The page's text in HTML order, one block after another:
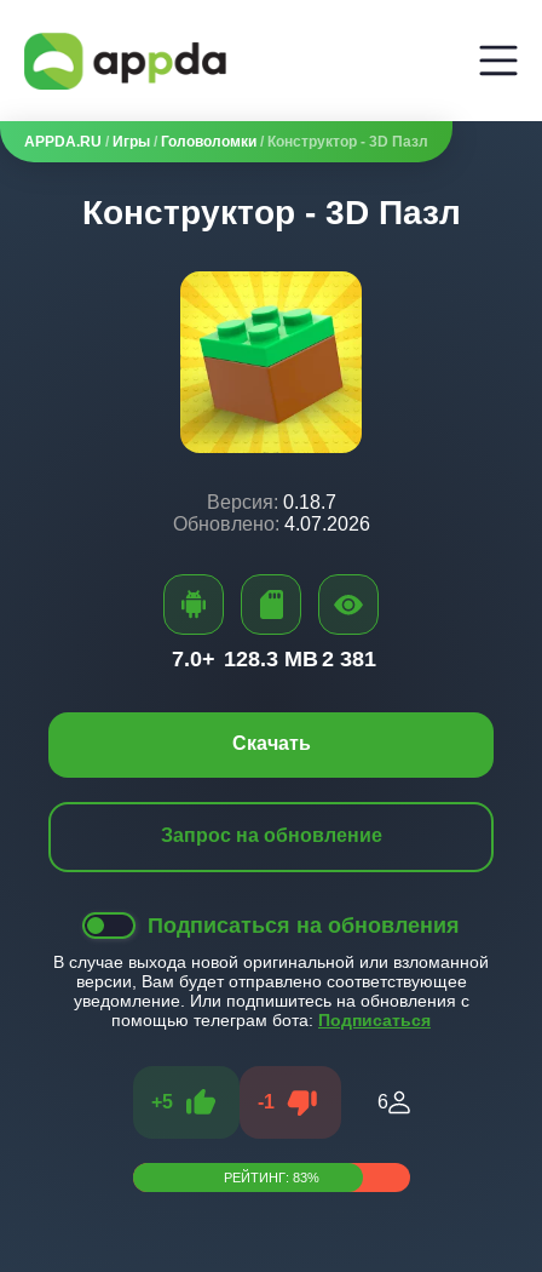
APPDA.RU / Игры / Головоломки / Конструктор - 3D Пазл
Конструктор - 3D Пазл
Версия: 0.18.7
Обновлено: 4.07.2026
Скачать
Запрос на обновление
Подписаться на обновления
В случае выхода новой оригинальной или взломанной
версии, Вам будет отправлено соответствующее
уведомление. Или подпишитесь на обновления с
помощью телеграм бота: Подписаться
+5 -1 6
РЕЙТИНГ: 83%
7.0+ 128.3 MB2 381